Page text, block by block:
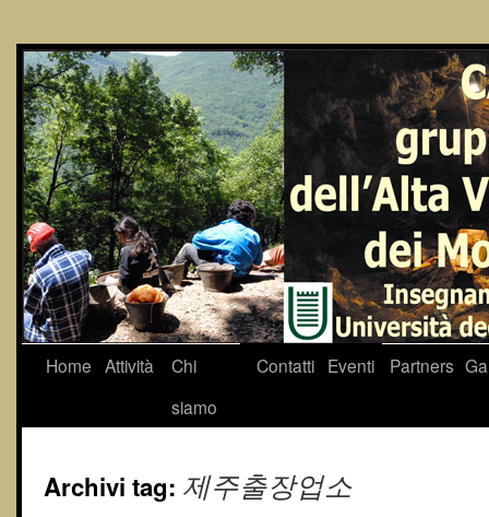
Home Attività
Chi
siamo
Contatti Eventi Partners
Archivi tag: 제주출장업소